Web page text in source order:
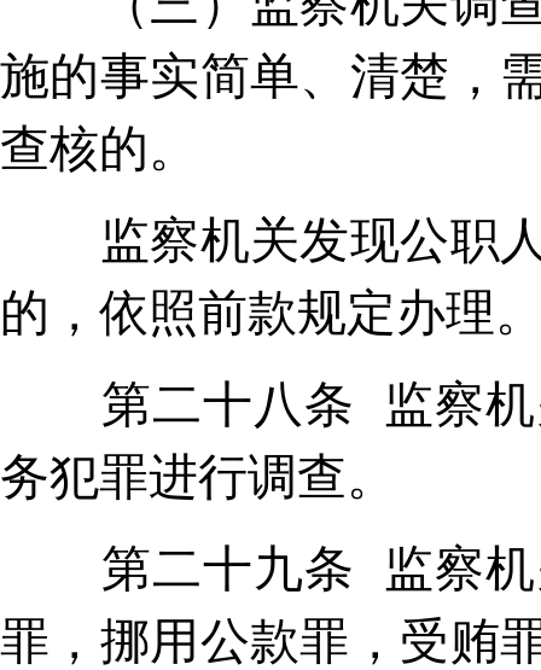
施的事实简单、清楚，
查核的。
监察机关发现公职人
的，依照前款规定办理
第二十八条 监察机
务犯罪进行调查。
第二十九条 监察机
罪，挪用公款罪，受贿